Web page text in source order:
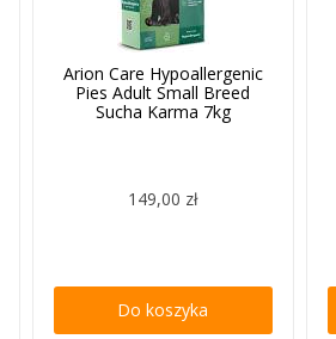
Arion Care Hypoallergenic
Pies Adult Small Breed
Sucha Karma 7kg
149,00 zł
Do koszyka